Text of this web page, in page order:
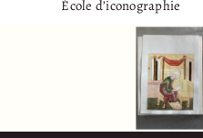
École d’iconographie